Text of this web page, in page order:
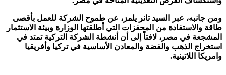
ومن جانبه، عبر السيد تانر يلمز، عن طموح الشركة للعمل بأقصى
طاقة والاستفادة من المحفزات التي أطلقتها الوزارة وبيئة الاستثمار
المشجعة في مصر، لافتاً إلى أن أنشطة الشركة التركية تمتد في
استخراج الذهب والفضة والمعادن الأساسية في تركيا وأفريقيا
وامريكا اللاتينية.